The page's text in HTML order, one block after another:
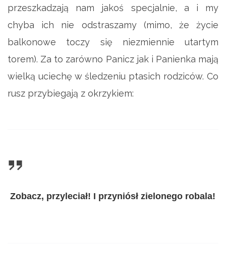
przeszkadzają nam jakoś specjalnie, a i my
chyba ich nie odstraszamy (mimo, że życie
balkonowe toczy się niezmiennie utartym
torem). Za to zarówno Panicz jak i Panienka mają
wielką uciechę w śledzeniu ptasich rodziców. Co
rusz przybiegają z okrzykiem:
Zobacz, przyleciał! I przyniósł zielonego robala!